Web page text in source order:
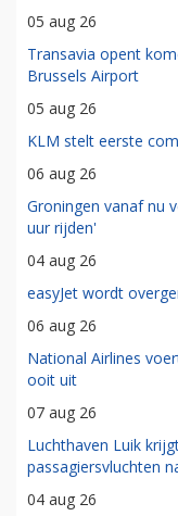
05 aug 26
Transavia opent
Brussels Airport
05 aug 26
KLM stelt eerste
06 aug 26
Groningen vanaf nu
uur rijden'
04 aug 26
easyJet wordt
06 aug 26
National Airlines
ooit uit
07 aug 26
Luchthaven Luik
passagiersvluchten
04 aug 26